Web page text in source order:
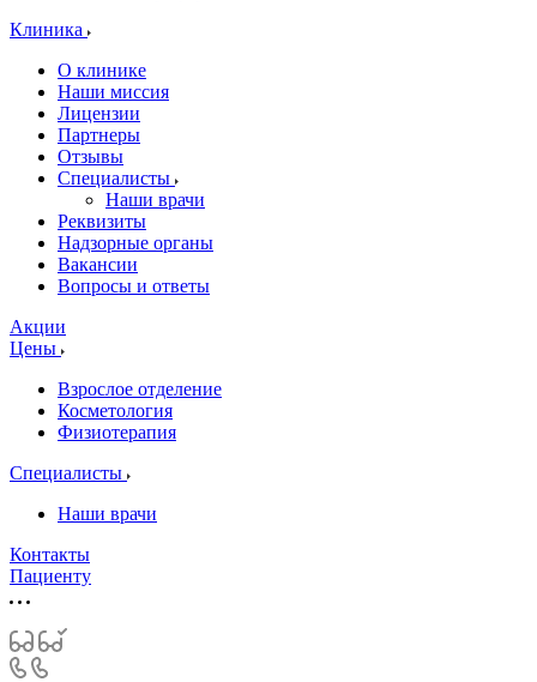
Клиника
О клинике
Наши миссия
Лицензии
Партнеры
Отзывы
Специалисты
Наши врачи
Реквизиты
Надзорные органы
Вакансии
Вопросы и ответы
Акции
Цены
Взрослое отделение
Косметология
Физиотерапия
Специалисты
Наши врачи
Контакты
Пациенту